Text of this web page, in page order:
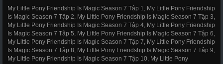
My Little Pony Friendship Is Magic Season 7 Tập 1, My Little Pony Friendship
Is Magic Season 7 Tập 2, My Little Pony Friendship Is Magic Season 7 Tập 3,
My Little Pony Friendship Is Magic Season 7 Tập 4, My Little Pony Friendship
Is Magic Season 7 Tập 5, My Little Pony Friendship Is Magic Season 7 Tập 6,
My Little Pony Friendship Is Magic Season 7 Tập 7, My Little Pony Friendship
Is Magic Season 7 Tập 8, My Little Pony Friendship Is Magic Season 7 Tập 9,
My Little Pony Friendship Is Magic Season 7 Tập 10, My Little Pony